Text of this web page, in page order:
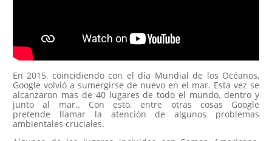
En 2015, coincidiendo con el día Mundial de los Océanos,
Google volvió a sumergirse de nuevo en el mar. Esta vez se
alcanzaron mas de 40 lugares de todo el mundo, dentro y
junto al mar.. Con esto, entre otras cosas Google
pretende llamar la atención de algunos problemas
ambientales cruciales.